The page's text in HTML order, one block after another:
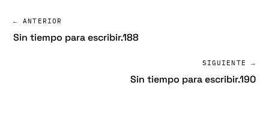
← ANTERIOR
Sin tiempo para escribir.188
SIGUIENTE →
Sin tiempo para escribir.190